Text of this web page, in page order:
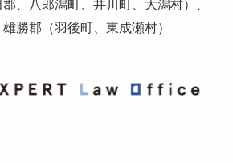
郡、八郎潟町、井川町、大潟村）、
勝郡（羽後町、東成瀬村）